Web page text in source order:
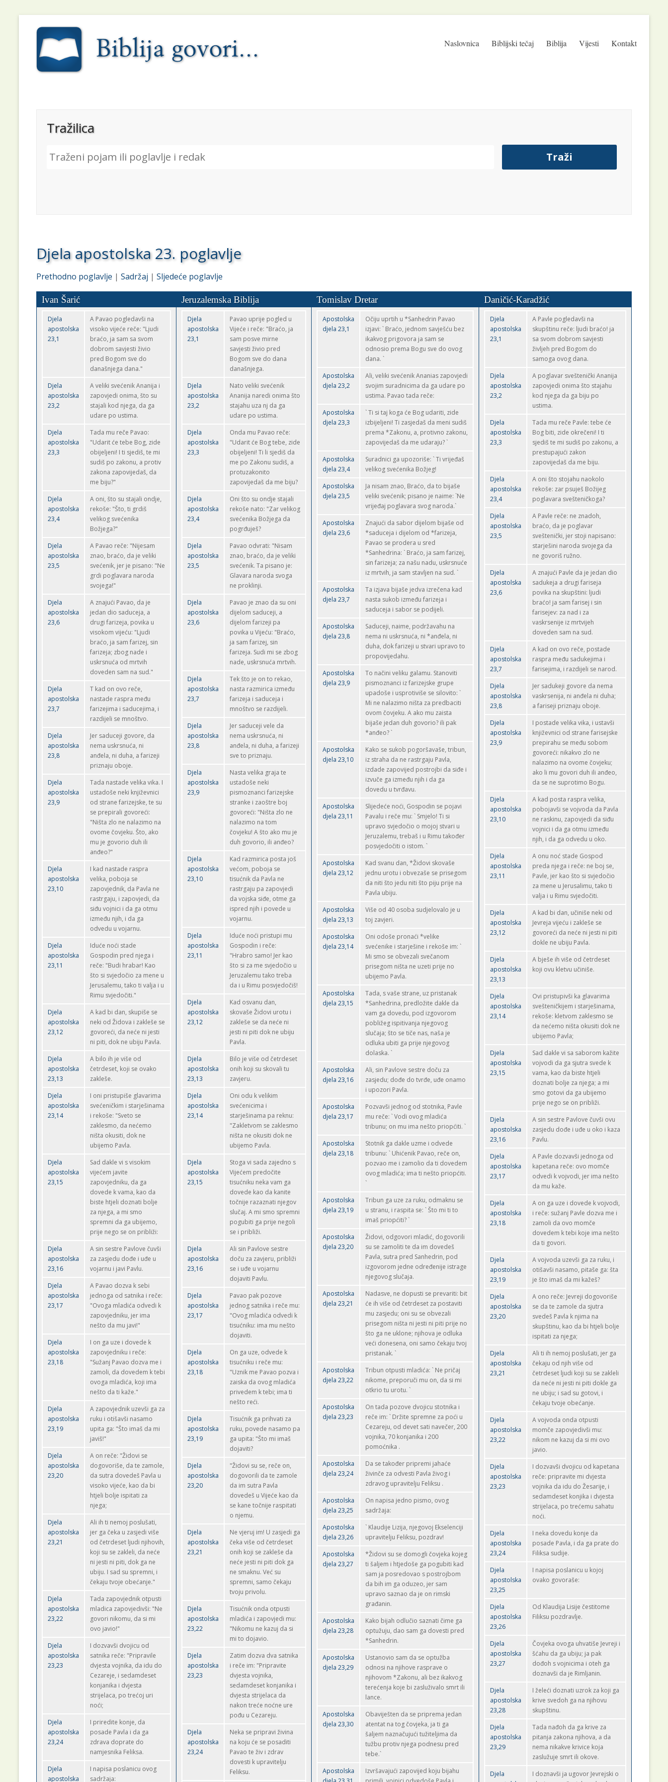
Naslovnica Biblijski tečaj Biblija Vijesti Kontakt
Tražilica
Djela apostolska 23. poglavlje
Prethodno poglavlje | Sadržaj | Sljedeće poglavlje
Ivan Šarić Jeruzalemska Biblija Tomislav Dretar Daničić-Karadžić
Djela
apostolska
23,1
A Pavao pogledavši na
visoko vijeće reče: "Ljudi
braćo, ja sam sa svom
dobrom savjesti živio
pred Bogom sve do
današnjega dana."
Djela
apostolska
23,2
A veliki svećenik Ananija i
zapovjedi onima, što su
stajali kod njega, da ga
udare po ustima.
Djela
apostolska
23,3
Tada mu reče Pavao:
"Udarit će tebe Bog, zide
obijeljeni! I ti sjediš, te mi
sudiš po zakonu, a protiv
zakona zapovijedaš, da
me biju?"
Djela
apostolska
23,4
A oni, što su stajali ondje,
rekoše: "Što, ti grdiš
velikog svećenika
Božjega?"
Djela
apostolska
23,5
A Pavao reče: "Nijesam
znao, braćo, da je veliki
svećenik, jer je pisano: "Ne
grdi poglavara naroda
svojega!"
Djela
apostolska
23,6
A znajući Pavao, da je
jedan dio saduceja, a
drugi farizeja, povika u
visokom vijeću: "Ljudi
braćo, ja sam farizej, sin
farizeja; zbog nade i
uskrsnuća od mrtvih
doveden sam na sud."
Djela
apostolska
23,7
T kad on ovo reče,
nastade raspra među
farizejima i saducejima, i
razdijeli se mnoštvo.
Djela
apostolska
23,8
Jer saduceji govore, da
nema uskrsnuća, ni
anđela, ni duha, a farizeji
priznaju oboje.
Djela
apostolska
23,9
Tada nastade velika vika. I
ustadoše neki književnici
od strane farizejske, te su
se prepirali govoreći:
"Ništa zlo ne nalazimo na
ovome čovjeku. Što, ako
mu je govorio duh ili
anđeo?"
Djela
apostolska
23,10
I kad nastade raspra
velika, poboja se
zapovjednik, da Pavla ne
rastrgaju, i zapovjedi, da
siđu vojnici i da ga otmu
između njih, i da ga
odvedu u vojarnu.
Djela
apostolska
23,11
Iduće noći stade
Gospodin pred njega i
reče: "Budi hrabar! Kao
što si svjedočio za mene u
Jerusalemu, tako ti valja i u
Rimu svjedočiti."
Djela
apostolska
23,12
A kad bi dan, skupiše se
neki od Židova i zakleše se
govoreći, da neće ni jesti
ni piti, dok ne ubiju Pavla.
Djela
apostolska
23,13
A bilo ih je više od
četrdeset, koji se ovako
zakleše.
Djela
apostolska
23,14
I oni pristupiše glavarima
svećeničkim i starješinama
i rekoše: "Sveto se
zaklesmo, da nećemo
ništa okusiti, dok ne
ubijemo Pavla.
Djela
apostolska
23,15
Sad dakle vi s visokim
vijećem javite
zapovjedniku, da ga
dovede k vama, kao da
biste htjeli doznati bolje
za njega, a mi smo
spremni da ga ubijemo,
prije nego se on približi:
Djela
apostolska
23,16
A sin sestre Pavlove čuvši
za zasjedu dođe i uđe u
vojarnu i javi Pavlu.
Djela
apostolska
23,17
A Pavao dozva k sebi
jednoga od satnika i reče:
"Ovoga mladića odvedi k
zapovjedniku, jer ima
nešto da mu javi!"
Djela
apostolska
23,18
I on ga uze i dovede k
zapovjedniku i reče:
"Sužanj Pavao dozva me i
zamoli, da dovedem k tebi
ovoga mladića, koji ima
nešto da ti kaže."
Djela
apostolska
23,19
A zapovjednik uzevši ga za
ruku i otišavši nasamo
upita ga: "Što imaš da mi
javiš!"
Djela
apostolska
23,20
A on reče: "Židovi se
dogovoriše, da te zamole,
da sutra dovedeš Pavla u
visoko vijeće, kao da bi
htjeli bolje ispitati za
njega;
Djela
apostolska
23,21
Ali ih ti nemoj poslušati,
jer ga čeka u zasjedi više
od četrdeset ljudi njihovih,
koji su se zakleli, da neće
ni jesti ni piti, dok ga ne
ubiju. I sad su spremni, i
čekaju tvoje obećanje."
Djela
apostolska
23,22
Tada zapovjednik otpusti
mladica zapovjedivši: "Ne
govori nikomu, da si mi
ovo javio!"
Djela
apostolska
23,23
I dozvavši dvojicu od
satnika reče: "Pripravile
dvjesta vojnika, da idu do
Cezareje, i sedamdeset
konjanika i dvjesta
strijelaca, po trećoj uri
noći;
Djela
apostolska
23,24
I priredite konje, da
posade Pavla i da ga
zdrava doprate do
namjesnika Feliksa.
Djela
apostolska
I napisa poslanicu ovog
sadržaja:
Djela
apostolska
23,1
Pavao uprije pogled u
Vijeće i reče: "Braćo, ja
sam posve mirne
savjesti živio pred
Bogom sve do dana
današnjega.
Djela
apostolska
23,2
Nato veliki svećenik
Ananija naredi onima što
stajahu uza nj da ga
udare po ustima.
Djela
apostolska
23,3
Onda mu Pavao reče:
"Udarit će Bog tebe, zide
obijeljeni! Ti li sjediš da
me po Zakonu sudiš, a
protuzakonito
zapovijedaš da me biju?
Djela
apostolska
23,4
Oni što su ondje stajali
rekoše nato: "Zar velikog
svećenika Božjega da
pogrđuješ?
Djela
apostolska
23,5
Pavao odvrati: "Nisam
znao, braćo, da je veliki
svećenik. Ta pisano je:
Glavara naroda svoga
ne proklinji.
Djela
apostolska
23,6
Pavao je znao da su oni
dijelom saduceji, a
dijelom farizeji pa
povika u Vijeću: "Braćo,
ja sam farizej, sin
farizeja. Sudi mi se zbog
nade, uskrsnuća mrtvih.
Djela
apostolska
23,7
Tek što je on to rekao,
nasta razmirica između
farizeja i saduceja i
mnoštvo se razdijeli.
Djela
apostolska
23,8
Jer saduceji vele da
nema uskrsnuća, ni
anđela, ni duha, a farizeji
sve to priznaju.
Djela
apostolska
23,9
Nasta velika graja te
ustadoše neki
pismoznanci farizejske
stranke i zaoštre boj
govoreći: "Ništa zlo ne
nalazimo na tom
čovjeku! A što ako mu je
duh govorio, ili anđeo?
Djela
apostolska
23,10
Kad razmirica posta još
većom, poboja se
tisućnik da Pavla ne
rastrgaju pa zapovjedi
da vojska siđe, otme ga
ispred njih i povede u
vojarnu.
Djela
apostolska
23,11
Iduće noći pristupi mu
Gospodin i reče:
"Hrabro samo! Jer kao
što si za me svjedočio u
Jeruzalemu tako treba
da i u Rimu posvjedočiš!
Djela
apostolska
23,12
Kad osvanu dan,
skovaše Židovi urotu i
zakleše se da neće ni
jesti ni piti dok ne ubiju
Pavla.
Djela
apostolska
23,13
Bilo je više od četrdeset
onih koji su skovali tu
zavjeru.
Djela
apostolska
23,14
Oni odu k velikim
svećenicima i
starješinama pa reknu:
"Zakletvom se zaklesmo
ništa ne okusiti dok ne
ubijemo Pavla.
Djela
apostolska
23,15
Stoga vi sada zajedno s
Vijećem predočite
tisućniku neka vam ga
dovede kao da kanite
točnije razaznati njegov
slučaj. A mi smo spremni
pogubiti ga prije negoli
se i približi.
Djela
apostolska
23,16
Ali sin Pavlove sestre
doču za zavjeru, približi
se i uđe u vojarnu
dojaviti Pavlu.
Djela
apostolska
23,17
Pavao pak pozove
jednog satnika i reče mu:
"Ovog mladića odvedi k
tisućniku: ima mu nešto
dojaviti.
Djela
apostolska
23,18
On ga uze, odvede k
tisućniku i reče mu:
"Uznik me Pavao pozva i
zaiska da ovog mladića
privedem k tebi; ima ti
nešto reći.
Djela
apostolska
23,19
Tisućnik ga prihvati za
ruku, povede nasamo pa
ga upita: "Što mi imaš
dojaviti?
Djela
apostolska
23,20
"Židovi su se, reče on,
dogovorili da te zamole
da im sutra Pavla
dovedeš u Vijeće kao da
se kane točnije raspitati
o njemu.
Djela
apostolska
23,21
Ne vjeruj im! U zasjedi ga
čeka više od četrdeset
onih koji se zakleše da
neće jesti ni piti dok ga
ne smaknu. Već su
spremni, samo čekaju
tvoju privolu.
Djela
apostolska
23,22
Tisućnik onda otpusti
mladića i zapovjedi mu:
"Nikomu ne kazuj da si
mi to dojavio.
Djela
apostolska
23,23
Zatim dozva dva satnika
i reče im: "Pripravite
dvjesta vojnika,
sedamdeset konjanika i
dvjesta strijelaca da
nakon treće noćne ure
pođu u Cezareju.
Djela
apostolska
23,24
Neka se pripravi živina
na koju će se posaditi
Pavao te živ i zdrav
dovesti k upravitelju
Feliksu.
Apostolska
djela 23,1
Očiju uprtih u *Sanhedrin Pavao
izjavi: ` Braćo, jednom savješću bez
ikakvog prigovora ja sam se
odnosio prema Bogu sve do ovog
dana. `
Apostolska
djela 23,2
Ali, veliki svećenik Ananias zapovjedi
svojim suradnicima da ga udare po
ustima. Pavao tada reče:
Apostolska
djela 23,3
` Ti si taj koga će Bog udariti, zide
izbijeljeni! Ti zasjedaš da meni sudiš
prema *Zakonu, a, protivno zakonu,
zapovijedaš da me udaraju? `
Apostolska
djela 23,4
Suradnici ga upozoriše: ` Ti vrijeđaš
velikog svećenika Božjeg!
Apostolska
djela 23,5
Ja nisam znao, Braćo, da to bijaše
veliki svećenik; pisano je naime: `Ne
vrijeđaj poglavara svog naroda.`
Apostolska
djela 23,6
Znajući da sabor dijelom bijaše od
*saduceja i dijelom od *farizeja,
Pavao se prodera u sred
*Sanhedrina: ` Braćo, ja sam farizej,
sin farizeja; za našu nadu, uskrsnuće
iz mrtvih, ja sam stavljen na sud. `
Apostolska
djela 23,7
Ta izjava bijaše jedva izrečena kad
nasta sukob između farizeja i
saduceja i sabor se podijeli.
Apostolska
djela 23,8
Saduceji, naime, podržavahu na
nema ni uskrsnuća, ni *anđela, ni
duha, dok farizeji u stvari upravo to
propovijedahu.
Apostolska
djela 23,9
To načini veliku galamu. Stanoviti
pismoznanci iz farizejske grupe
upadoše i usprotiviše se silovito: `
Mi ne nalazimo ništa za predbaciti
ovom čovjeku. A ako mu zaista
bijaše jedan duh govorio? ili pak
*anđeo? `
Apostolska
djela 23,10
Kako se sukob pogoršavaše, tribun,
iz straha da ne rastrgaju Pavla,
izdade zapovijed postrojbi da siđe i
izvuče ga između njih i da ga
dovedu u tvrđavu.
Apostolska
djela 23,11
Slijedeće noći, Gospodin se pojavi
Pavalu i reče mu: ` Smjelo! Ti si
upravo svjedočio o mojoj stvari u
Jeruzalemu, trebaš i u Rimu također
posvjedočiti o istom. `
Apostolska
djela 23,12
Kad svanu dan, *Židovi skovaše
jednu urotu i obvezaše se prisegom
da niti što jedu niti što piju prije na
Pavla ubiju.
Apostolska
djela 23,13
Više od 40 osoba sudjelovalo je u
toj zavjeri.
Apostolska
djela 23,14
Oni odoše pronaći *velike
svećenike i starješine i rekoše im: `
Mi smo se obvezali svečanom
prisegom ništa ne uzeti prije no
ubijemo Pavla.
Apostolska
djela 23,15
Tada, s vaše strane, uz pristanak
*Sanhedrina, predložite dakle da
vam ga dovedu, pod izgovorom
pobližeg ispitivanja njegovog
slučaja; što se tiče nas, naša je
odluka ubiti ga prije njegovog
dolaska. `
Apostolska
djela 23,16
Ali, sin Pavlove sestre doču za
zasjedu; dođe do tvrđe, uđe onamo
i upozori Pavla.
Apostolska
djela 23,17
Pozvavši jednog od stotnika, Pavle
mu reče: ` Vodi ovog mladića
tribunu; on mu ima nešto priopćiti. `
Apostolska
djela 23,18
Stotnik ga dakle uzme i odvede
tribunu: ` Uhićenik Pavao, reče on,
pozvao me i zamolio da ti dovedem
ovog mladića; ima ti nešto priopćiti.
`
Apostolska
djela 23,19
Tribun ga uze za ruku, odmaknu se
u stranu, i raspita se: ` Što mi ti to
imaš priopćiti? `
Apostolska
djela 23,20
Židovi, odgovori mladić, dogovorili
su se zamoliti te da im dovedeš
Pavla, sutra pred Sanhedrin, pod
izgovorom jedne određenije istrage
njegovog slučaja.
Apostolska
djela 23,21
Nadasve, ne dopusti se prevariti: bit
će ih više od četrdeset za postaviti
mu zasjedu; oni su se obvezali
prisegom ništa ni jesti ni piti prije no
što ga ne uklone; njihova je odluka
veći donesena, oni samo čekaju tvoj
pristanak. `
Apostolska
djela 23,22
Tribun otpusti mladića: ` Ne pričaj
nikome, preporuči mu on, da si mi
otkrio tu urotu. `
Apostolska
djela 23,23
On tada pozove dvojicu stotnika i
reče im: ` Držite spremne za poći u
Cezareju, od devet sati navečer, 200
vojnika, 70 konjanika i 200
pomoćnika .
Apostolska
djela 23,24
Da se također pripremi jahaće
živinče za odvesti Pavla živog i
zdravog upravitelju Feliksu .
Apostolska
djela 23,25
On napisa jedno pismo, ovog
sadržaja:
Apostolska
djela 23,26
` Klaudije Lizija, njegovoj Ekselenciji
upravitelju Feliksu, pozdrav!
Apostolska
djela 23,27
*Židovi su se domogli čovjeka kojeg
ti šaljem i htjedoše ga pogubiti kad
sam ja posredovao s postrojbom
da bih im ga oduzeo, jer sam
upravo saznao da je on rimski
građanin.
Apostolska
djela 23,28
Kako bijah odlučio saznati čime ga
optužuju, dao sam ga dovesti pred
*Sanhedrin.
Apostolska
djela 23,29
Ustanovio sam da se optužba
odnosi na njihove rasprave o
njihovom *Zakonu, ali bez ikakvog
terećenja koje bi zasluživalo smrt ili
lance.
Apostolska
djela 23,30
Obaviješten da se priprema jedan
atentat na tog čovjeka, ja ti ga
šaljem naznačujući tužiteljima da
tužbu protiv njega podnesu pred
tebe.`
Apostolska
Izvršavajući zapovijed koju bijahu
Djela
apostolska
23,1
A Pavle pogledavši na
skupštinu reče: ljudi braćo! ja
sa svom dobrom savjesti
življeh pred Bogom do
samoga ovog dana.
Djela
apostolska
23,2
A poglavar sveštenički Ananija
zapovjedi onima što stajahu
kod njega da ga biju po
ustima.
Djela
apostolska
23,3
Tada mu reče Pavle: tebe će
Bog biti, zide okrečeni! I ti
sjediš te mi sudiš po zakonu, a
prestupajući zakon
zapovijedaš da me biju.
Djela
apostolska
23,4
A oni što stojahu naokolo
rekoše: zar psuješ Božijeg
poglavara svešteničkoga?
Djela
apostolska
23,5
A Pavle reče: ne znadoh,
braćo, da je poglavar
sveštenički, jer stoji napisano:
starješini naroda svojega da
ne govoriš ružno.
Djela
apostolska
23,6
A znajući Pavle da je jedan dio
sadukeja a drugi fariseja
povika na skupštini: ljudi
braćo! ja sam farisej i sin
farisejev: za nad i za
vaskrsenije iz mrtvijeh
doveden sam na sud.
Djela
apostolska
23,7
A kad on ovo reče, postade
raspra među sadukejima i
farisejima, i razdijeli se narod.
Djela
apostolska
23,8
Jer sadukeji govore da nema
vaskrsenija, ni anđela ni duha;
a fariseji priznaju oboje.
Djela
apostolska
23,9
I postade velika vika, i ustavši
književnici od strane farisejske
prepirahu se među sobom
govoreći: nikakvo zlo ne
nalazimo na ovome čovjeku;
ako li mu govori duh ili anđeo,
da se ne suprotimo Bogu.
Djela
apostolska
23,10
A kad posta raspra velika,
pobojavši se vojvoda da Pavla
ne raskinu, zapovjedi da siđu
vojnici i da ga otmu između
njih, i da ga odvedu u oko.
Djela
apostolska
23,11
A onu noć stade Gospod
preda njega i reče: ne boj se,
Pavle, jer kao što si svjedočio
za mene u Jerusalimu, tako ti
valja i u Rimu svjedočiti.
Djela
apostolska
23,12
A kad bi dan, učiniše neki od
Jevreja vijeću i zakleše se
govoreći da neće ni jesti ni piti
dokle ne ubiju Pavla.
Djela
apostolska
23,13
A bješe ih više od četrdeset
koji ovu kletvu učiniše.
Djela
apostolska
23,14
Ovi pristupivši ka glavarima
svešteničkijem i starješinama,
rekoše: kletvom zaklesmo se
da nećemo ništa okusiti dok ne
ubijemo Pavla;
Djela
apostolska
23,15
Sad dakle vi sa saborom kažite
vojvodi da ga sjutra svede k
vama, kao da biste htjeli
doznati bolje za njega; a mi
smo gotovi da ga ubijemo
prije nego se on približi.
Djela
apostolska
23,16
A sin sestre Pavlove čuvši ovu
zasjedu dođe i uđe u oko i kaza
Pavlu.
Djela
apostolska
23,17
A Pavle dozvavši jednoga od
kapetana reče: ovo momče
odvedi k vojvodi, jer ima nešto
da mu kaže.
Djela
apostolska
23,18
A on ga uze i dovede k vojvodi,
i reče: sužanj Pavle dozva me i
zamoli da ovo momče
dovedem k tebi koje ima nešto
da ti govori.
Djela
apostolska
23,19
A vojvoda uzevši ga za ruku, i
otišavši nasamo, pitaše ga: šta
je što imaš da mi kažeš?
Djela
apostolska
23,20
A ono reče: Jevreji dogovoriše
se da te zamole da sjutra
svedeš Pavla k njima na
skupštinu, kao da bi htjeli bolje
ispitati za njega;
Djela
apostolska
23,21
Ali ti ih nemoj poslušati, jer ga
čekaju od njih više od
četrdeset ljudi koji su se zakleli
da neće ni jesti ni piti dokle ga
ne ubiju; i sad su gotovi, i
čekaju tvoje obećanje.
Djela
apostolska
23,22
A vojvoda onda otpusti
momče zapovjedivši mu:
nikom ne kazuj da si mi ovo
javio.
Djela
apostolska
23,23
I dozvavši dvojicu od kapetana
reče: pripravite mi dvjesta
vojnika da idu do Žesarije, i
sedamdeset konjika i dvjesta
strijelaca, po trećemu sahatu
noći.
Djela
apostolska
23,24
I neka dovedu konje da
posade Pavla, i da ga prate do
Filiksa sudije.
Djela
apostolska
23,25
I napisa poslanicu u kojoj
ovako govoraše:
Djela
apostolska
23,26
Od Klaudija Lisije čestitome
Filiksu pozdravlje.
Djela
apostolska
23,27
Čovjeka ovoga uhvatiše Jevreji i
šćahu da ga ubiju; ja pak
dođoh s vojnicima i oteh ga
doznavši da je Rimljanin.
Djela
apostolska
23,28
I želeći doznati uzrok za koji ga
krive svedoh ga na njihovu
skupštinu.
Djela
apostolska
23,29
Tada nađoh da ga krive za
pitanja zakona njihova, a da
nema nikakve krivice koja
zaslužuje smrt ili okove.
Djela
I doznavši ja ugovor Jevrejski o